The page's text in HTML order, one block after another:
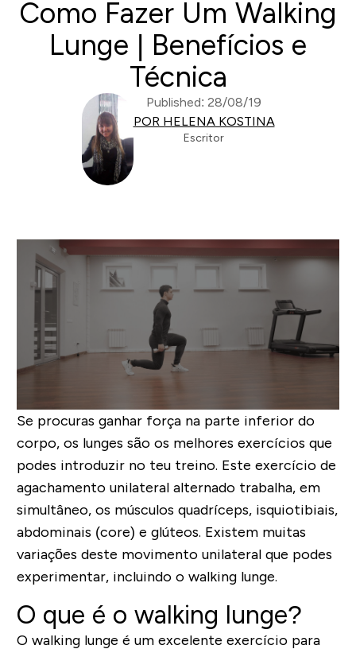
Como Fazer Um Walking
Lunge | Benefícios e
Técnica
Published: 28/08/19
POR HELENA KOSTINA
Escritor
Se procuras ganhar força na parte inferior do
corpo, os lunges são os melhores exercícios que
podes introduzir no teu treino. Este exercício de
agachamento unilateral alternado trabalha, em
simultâneo, os músculos quadríceps, isquiotibiais,
abdominais (core) e glúteos. Existem muitas
variações deste movimento unilateral que podes
experimentar, incluindo o walking lunge.
O que é o walking lunge?
O walking lunge é um excelente exercício para